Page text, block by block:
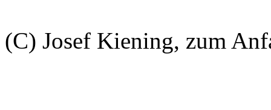
(C) Josef Kiening, zum